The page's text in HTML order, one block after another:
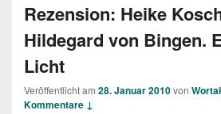
Rezension: Heike
Hildegard von Bingen.
Licht
Veröffentlicht am 28. Januar 2010von
Kommentare ↓